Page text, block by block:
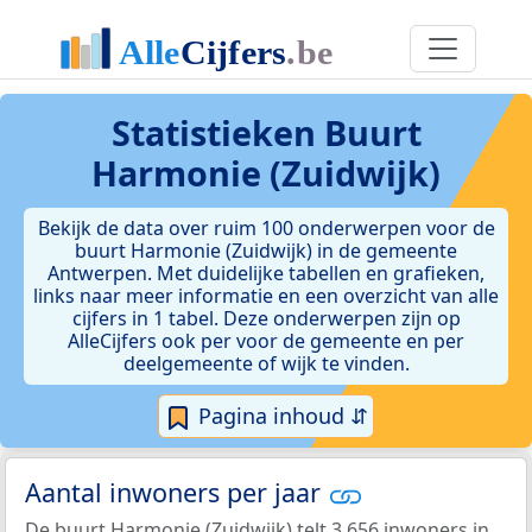
Statistieken Buurt
Harmonie (Zuidwijk)
Bekijk de data over ruim 100 onderwerpen voor de
buurt Harmonie (Zuidwijk) in de gemeente
Antwerpen. Met duidelijke tabellen en grafieken,
links naar meer informatie en een overzicht van alle
cijfers in 1 tabel. Deze onderwerpen zijn op
AlleCijfers ook per voor de gemeente en per
deelgemeente of wijk te vinden.
Pagina inhoud ⇵
Aantal inwoners per jaar